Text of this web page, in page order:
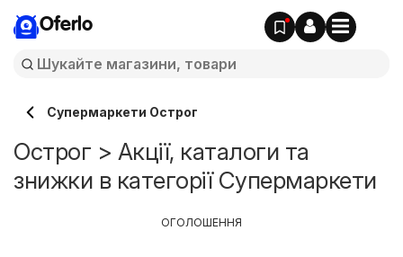
Oferlo
Супермаркети Острог
Острог > Акції, каталоги та
знижки в категорії Супермаркети
ОГОЛОШЕННЯ